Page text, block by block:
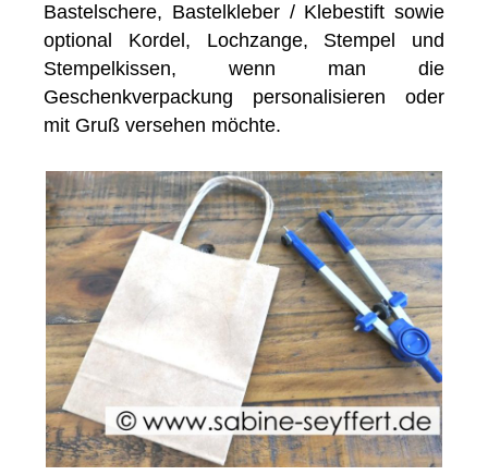
Bastelschere, Bastelkleber / Klebestift sowie
optional Kordel, Lochzange, Stempel und
Stempelkissen, wenn man die
Geschenkverpackung personalisieren oder
mit Gruß versehen möchte.